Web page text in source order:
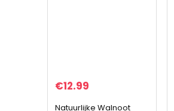
€12.99
Natuurlijke Walnoot